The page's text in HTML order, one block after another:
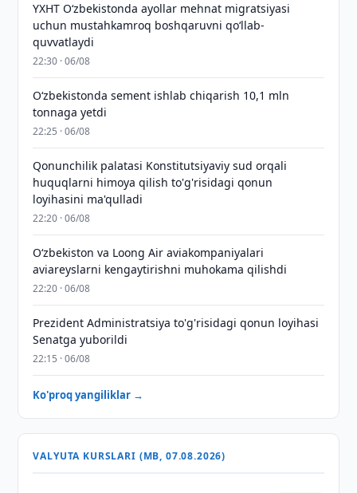
YXHT O‘zbekistonda ayollar mehnat migratsiyasi
uchun mustahkamroq boshqaruvni qo‘llab-
quvvatlaydi
22:30 · 06/08
O‘zbekistonda sement ishlab chiqarish 10,1 mln
tonnaga yetdi
22:25 · 06/08
Qonunchilik palatasi Konstitutsiyaviy sud orqali
huquqlarni himoya qilish to'g'risidagi qonun
loyihasini ma'qulladi
22:20 · 06/08
Oʻzbekiston va Loong Air aviakompaniyalari
aviareyslarni kengaytirishni muhokama qilishdi
22:20 · 06/08
Prezident Administratsiya to'g'risidagi qonun loyihasi
Senatga yuborildi
22:15 · 06/08
Ko'proq yangiliklar →
VALYUTA KURSLARI (MB, 07.08.2026)